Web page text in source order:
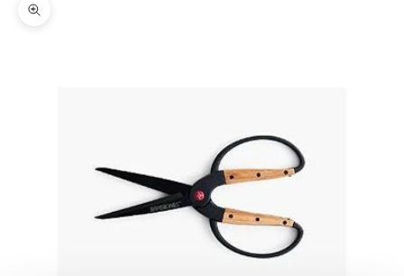
Zoomer sur l'image